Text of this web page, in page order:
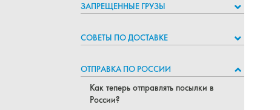
ЗАПРЕЩЕННЫЕ ГРУЗЫ
СОВЕТЫ ПО ДОСТАВКЕ
ОТПРАВКА ПО РОССИИ
Как теперь отправлять посылки в
России?